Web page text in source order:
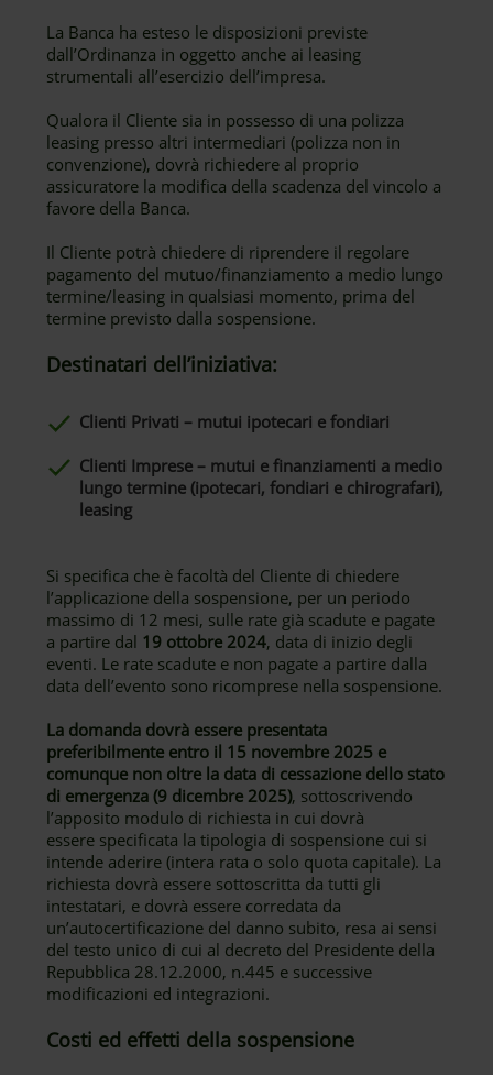
La Banca ha esteso le disposizioni previste
dall’Ordinanza in oggetto anche ai leasing
strumentali all’esercizio dell’impresa.
Qualora il Cliente sia in possesso di una polizza
leasing presso altri intermediari (polizza non in
convenzione), dovrà richiedere al proprio
assicuratore la modifica della scadenza del vincolo a
favore della Banca.
Il Cliente potrà chiedere di riprendere il regolare
pagamento del mutuo/finanziamento a medio lungo
termine/leasing in qualsiasi momento, prima del
termine previsto dalla sospensione.
Destinatari dell’iniziativa:
Clienti Privati – mutui ipotecari e fondiari
Clienti Imprese – mutui e finanziamenti a medio
lungo termine (ipotecari, fondiari e chirografari),
leasing
Si specifica che è facoltà del Cliente di chiedere
l’applicazione della sospensione, per un periodo
massimo di 12 mesi, sulle rate già scadute e pagate
a partire dal 19 ottobre 2024, data di inizio degli
eventi. Le rate scadute e non pagate a partire dalla
data dell’evento sono ricomprese nella sospensione.
La domanda dovrà essere presentata
preferibilmente entro il 15 novembre 2025 e
comunque non oltre la data di cessazione dello stato
di emergenza (9 dicembre 2025), sottoscrivendo
l’apposito modulo di richiesta in cui dovrà
essere specificata la tipologia di sospensione cui si
intende aderire (intera rata o solo quota capitale). La
richiesta dovrà essere sottoscritta da tutti gli
intestatari, e dovrà essere corredata da
un’autocertificazione del danno subito, resa ai sensi
del testo unico di cui al decreto del Presidente della
Repubblica 28.12.2000, n.445 e successive
modificazioni ed integrazioni.
Costi ed effetti della sospensione